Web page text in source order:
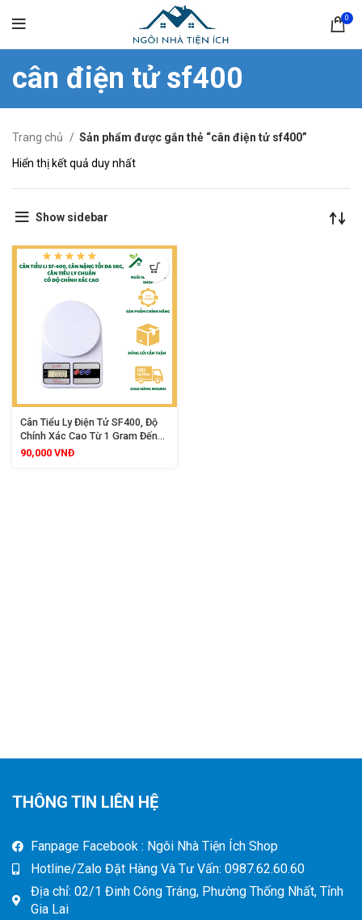
0
cân điện tử sf400
Trang chủ
Sản phẩm được gắn thẻ “cân điện tử sf400”
Hiển thị kết quả duy nhất
Show sidebar
Cân Tiểu Ly Điện Tử SF400, Độ
Chính Xác Cao Từ 1 Gram Đến
5000 Gram, Màn Hình Hiển Thị
90,000 VNĐ
THÔNG TIN LIÊN HỆ
Fanpage Facebook : Ngôi Nhà Tiện Ích Shop
Hotline/Zalo Đặt Hàng Và Tư Vấn: 0987.62.60.60
Địa chỉ: 02/1 Đinh Công Tráng, Phường Thống Nhất, Tỉnh
Gia Lai